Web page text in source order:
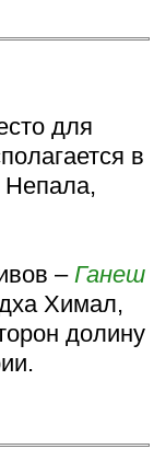
для
в
Непала,
– Ганеш
Химал,
долину